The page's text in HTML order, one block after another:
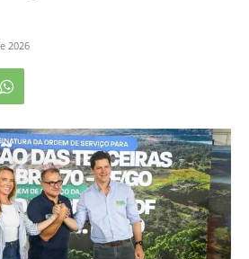
2026